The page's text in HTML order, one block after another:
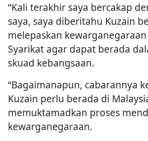
“Kali terakhir saya bercakap
saya, saya diberitahu Kuzain
melepaskan
Syarikat agar dapat berada
skuad kebangsaan.
“Bagaimanapun, cabarannya
Kuzain perlu berada di
memuktamadkan proses
kewarganegaraan.